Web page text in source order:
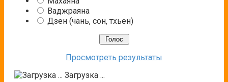
Ваджраяна
Дзен (чань, сон, тхьен)
Просмотреть результаты
Загрузка ...